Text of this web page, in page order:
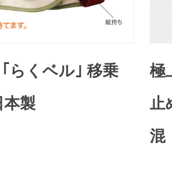
らくベル｣ 移乗
本製
極
止
混